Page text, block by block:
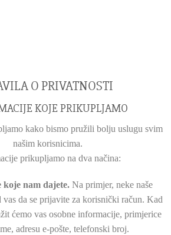
O PRIVATNOSTI
KOJE PRIKUPLJAMO
kako bismo pružili bolju uslugu svim
našim korisnicima.
prikupljamo na dva načina:
nam dajete. Na primjer, neke naše
vas da se prijavite za korisnički račun. Kad
ćemo vas osobne informacije, primjerice
adresu e-pošte, telefonski broj.